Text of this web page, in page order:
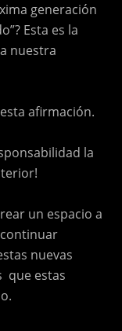
generación
Esta es la
nuestra
afirmación.
la
un espacio a
nuevas
que estas